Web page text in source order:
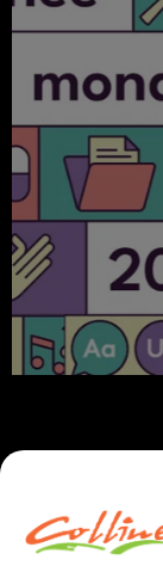
7 avril 2025 -